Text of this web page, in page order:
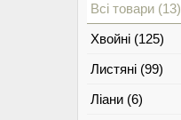
Всі товари (13)
Хвойні (125)
Листяні (99)
Ліани (6)